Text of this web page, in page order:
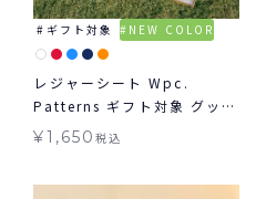
ギフト対象 NEW COLOR
レジャーシート Wpc.
Patterns ギフト対象 グッズ
≪メール便対象≫
¥1,650税込